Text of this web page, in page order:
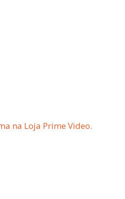
na Loja Prime Video.